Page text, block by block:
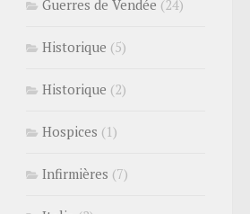
Guerres de Vendée (24)
Historique (5)
Historique (2)
Hospices (1)
Infirmières (7)